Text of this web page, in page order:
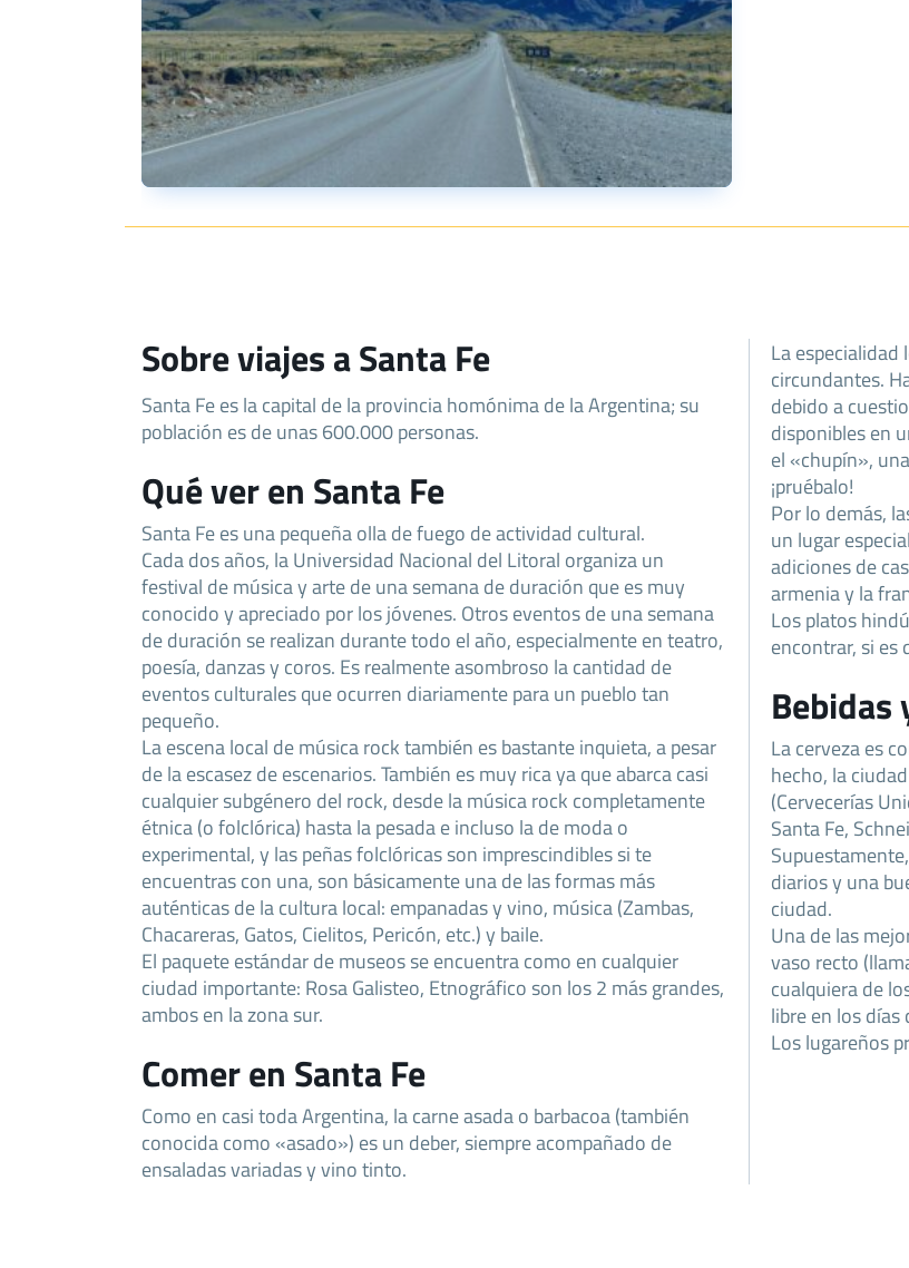
Sobre viajes a Santa Fe
Santa Fe es la capital de la provincia homónima de la Argentina; su
población es de unas 600.000 personas.
Qué ver en Santa Fe
Santa Fe es una pequeña olla de fuego de actividad cultural.
Cada dos años, la Universidad Nacional del Litoral organiza un
festival de música y arte de una semana de duración que es muy
conocido y apreciado por los jóvenes. Otros eventos de una semana
de duración se realizan durante todo el año, especialmente en teatro,
poesía, danzas y coros. Es realmente asombroso la cantidad de
eventos culturales que ocurren diariamente para un pueblo tan
pequeño.
La escena local de música rock también es bastante inquieta, a pesar
de la escasez de escenarios. También es muy rica ya que abarca casi
cualquier subgénero del rock, desde la música rock completamente
étnica (o folclórica) hasta la pesada e incluso la de moda o
experimental, y las peñas folclóricas son imprescindibles si te
encuentras con una, son básicamente una de las formas más
auténticas de la cultura local: empanadas y vino, música (Zambas,
Chacareras, Gatos, Cielitos, Pericón, etc.) y baile.
El paquete estándar de museos se encuentra como en cualquier
ciudad importante: Rosa Galisteo, Etnográfico son los 2 más grandes,
ambos en la zona sur.
Comer en Santa Fe
Como en casi toda Argentina, la carne asada o barbacoa (también
conocida como «asado») es un deber, siempre acompañado de
ensaladas variadas y vino tinto.
La especialidad
circundantes.
debido a
disponibles en
el «chupín»,
¡pruébalo!
Por lo demás,
un lugar
adiciones de
armenia y la
Los platos
encontrar, si es
Bebidas
La cerveza es
hecho, la
(Cervecerías
Santa Fe,
diarios y una
ciudad.
Una de las
vaso recto
cualquiera de
libre en los
Los lugareños